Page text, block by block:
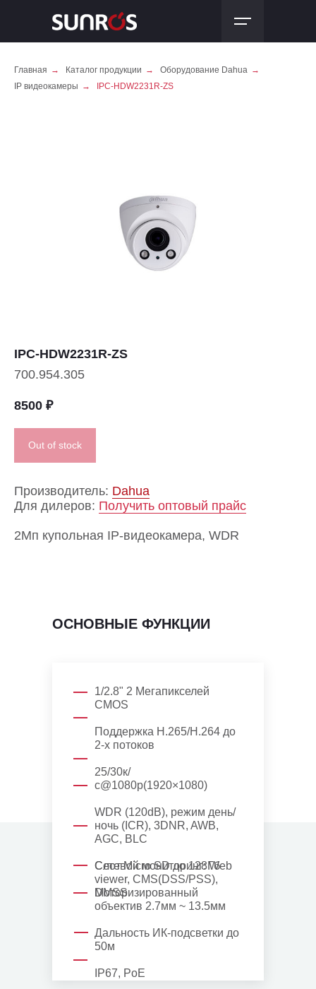
Главная → Каталог продукции → Оборудование Dahua →
IP видеокамеры → IPC-HDW2231R-ZS
IPC-HDW2231R-ZS
700.954.305
8500 ₽
Out of stock
Производитель: Dahua
Для дилеров: Получить оптовый прайс
2Мп купольная IP-видеокамера, WDR
ОСНОВНЫЕ ФУНКЦИИ
1/2.8" 2 Мегапикселей
CMOS
Поддержка H.265/H.264 до
2-х потоков
25/30к/
с@1080p(1920×1080)
WDR (120dB), режим день/
ночь (ICR), 3DNR, AWB,
AGC, BLC
Сетевой мониторинг: Web
viewer, CMS(DSS/PSS),
DMSS
Слот Micro SD до 128Гб
Моторизированный
объектив 2.7мм ~ 13.5мм
Дальность ИК-подсветки до
50м
IP67, PoE